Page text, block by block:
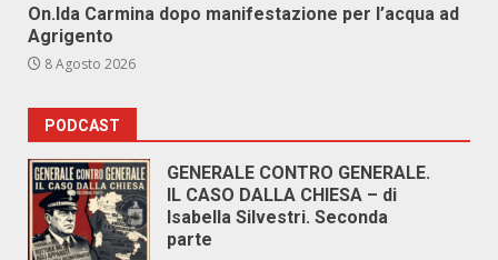
On.Ida Carmina dopo manifestazione per l’acqua ad
Agrigento
8 Agosto 2026
PODCAST
GENERALE CONTRO GENERALE.
IL CASO DALLA CHIESA – di
Isabella Silvestri. Seconda
parte